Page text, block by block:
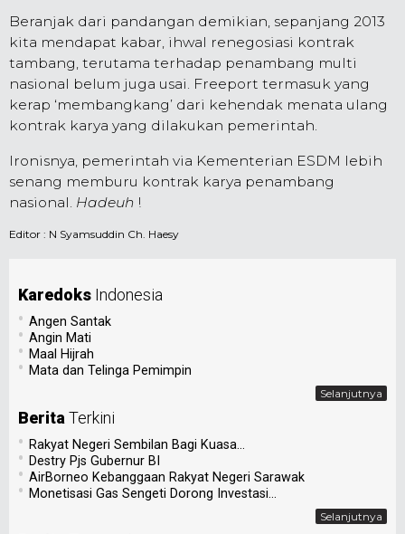
Beranjak dari pandangan demikian, sepanjang 2013
kita mendapat kabar, ihwal renegosiasi kontrak
tambang, terutama terhadap penambang multi
nasional belum juga usai. Freeport termasuk yang
kerap ‘membangkang’ dari kehendak menata ulang
kontrak karya yang dilakukan pemerintah.
Ironisnya, pemerintah via Kementerian ESDM lebih
senang memburu kontrak karya penambang
nasional. Hadeuh !
Editor : N Syamsuddin Ch. Haesy
Karedoks Indonesia
• Angen Santak
• Angin Mati
• Maal Hijrah
• Mata dan Telinga Pemimpin
Selanjutnya
Berita Terkini
• Rakyat Negeri Sembilan Bagi Kuasa...
• Destry Pjs Gubernur BI
• AirBorneo Kebanggaan Rakyat Negeri Sarawak
• Monetisasi Gas Sengeti Dorong Investasi...
Selanjutnya